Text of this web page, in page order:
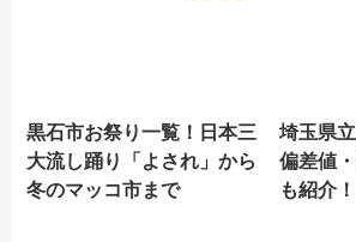
黒石市お祭り一覧！日本三
大流し踊り「よされ」から
冬のマッコ市まで
埼玉県
偏差値
も紹介！